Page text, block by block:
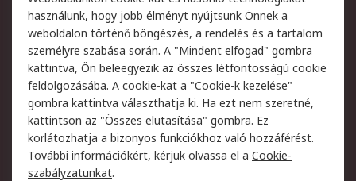
Szolgáltatások
Jogi
Adatvédelmi
szabályzat
Az RS értékesítési
feltételei
Cookie szabályzat
Email biztonság
Webhelyre vonatkozó
feltételek
Weboldal felhasználói
szabályzata
használunk, hogy jobb élményt nyújtsunk Önnek a
weboldalon történő böngészés, a rendelés és a tartalom
személyre szabása során. A "Mindent elfogad" gombra
kattintva, Ön beleegyezik az összes létfontosságú cookie
feldolgozásába. A cookie-kat a "Cookie-k kezelése"
gombra kattintva választhatja ki. Ha ezt nem szeretné,
kattintson az "Összes elutasítása" gombra. Ez
korlátozhatja a bizonyos funkciókhoz való hozzáférést.
További információkért, kérjük olvassa el a Cookie-
szabályzatunkat.